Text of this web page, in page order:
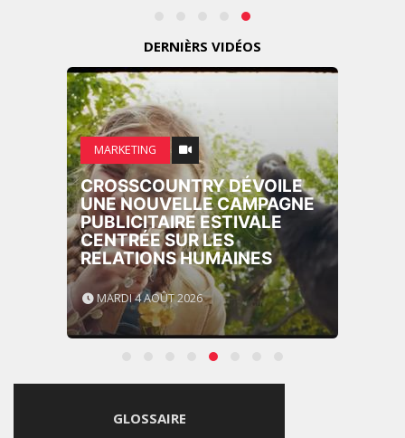
DERNIÈRS VIDÉOS
MARKETING
CROSSCOUNTRY DÉVOILE
UNE NOUVELLE CAMPAGNE
PUBLICITAIRE ESTIVALE
CENTRÉE SUR LES
RELATIONS HUMAINES
MARDI 4 AOÛT 2026
GLOSSAIRE